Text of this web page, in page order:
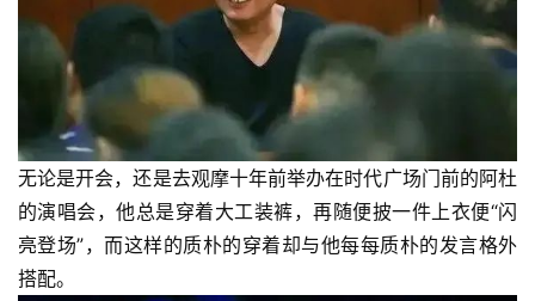
无论是开会，还是去观摩十年前举办在时代广场门前的阿杜
的演唱会，他总是穿着大工装裤，再随便披一件上衣便“闪
亮登场”，而这样的质朴的穿着却与他每每质朴的发言格外
搭配。